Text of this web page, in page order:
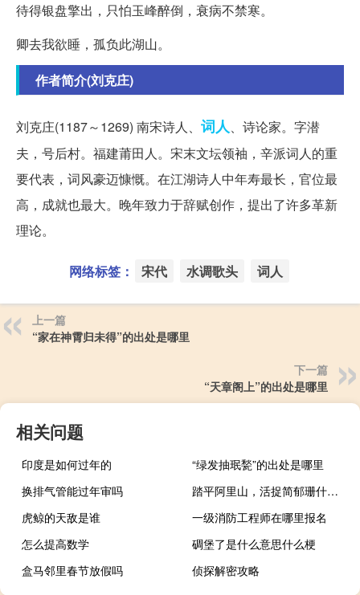
待得银盘擎出，只怕玉峰醉倒，衰病不禁寒。
卿去我欲睡，孤负此湖山。
作者简介(刘克庄)
刘克庄(1187～1269) 南宋诗人、 词人、诗论家。字潜
夫，号后村。福建莆田人。宋末文坛领袖，辛派词人的重
要代表，词风豪迈慷慨。在江湖诗人中年寿最长，官位最
高，成就也最大。晚年致力于辞赋创作，提出了许多革新
理论。
网络标签： 宋代 水调歌头 词人
上一篇
“家在神霄归未得”的出处是哪里
下一篇
“天章阁上”的出处是哪里
相关问题
印度是如何过年的
“绿发抽珉甃”的出处是哪里
换排气管能过年审吗
踏平阿里山，活捉简郁珊什么梗
虎鲸的天敌是谁
一级消防工程师在哪里报名
怎么提高数学
碉堡了是什么意思什么梗
盒马邻里春节放假吗
侦探解密攻略